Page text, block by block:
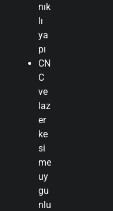
nık
lı
ya
pı
CN
C
ve
laz
er
ke
si
me
uy
gu
nlu